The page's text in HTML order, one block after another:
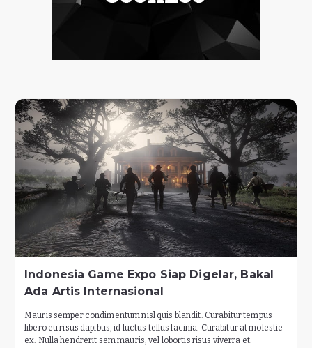
Indonesia Game Expo Siap Digelar, Bakal
Ada Artis Internasional
Mauris semper condimentum nisl quis blandit. Curabitur tempus
libero eu risus dapibus, id luctus tellus lacinia. Curabitur at molestie
ex. Nulla hendrerit sem mauris, vel lobortis risus viverra et.